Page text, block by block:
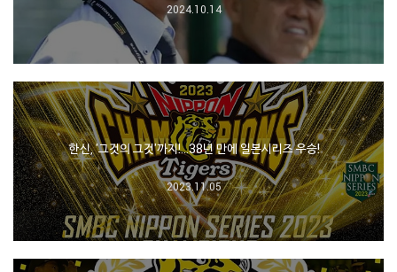
2024.10.14
한신, '그것의 그것'까지!…38년 만에 일본시리즈 우승!
2023.11.05